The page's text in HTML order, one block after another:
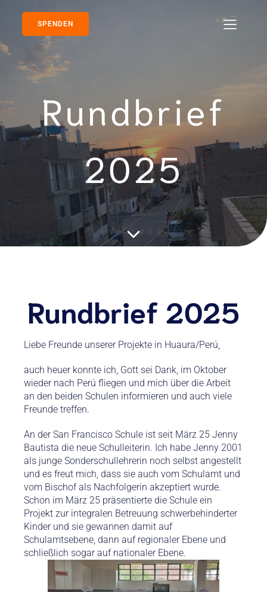
SPENDEN
Rundbrief
2025
Rundbrief 2025
Liebe Freunde unserer Projekte in Huaura/Perú,
auch heuer konnte ich, Gott sei Dank, im Oktober
wieder nach Perú fliegen und mich über die Arbeit
an den beiden Schulen informieren und auch viele
Freunde treffen.
An der San Francisco Schule ist seit März 25 Jenny
Bautista die neue Schulleiterin. Ich habe Jenny 2001
als junge Sonderschullehrerin noch selbst angestellt
und es freut mich, dass sie auch vom Schulamt und
vom Bischof als Nachfolgerin akzeptiert wurde.
Schon im März 25 präsentierte die Schule ein
Projekt zur integralen Betreuung schwerbehinderter
Kinder und sie gewannen damit auf
Schulamtsebene, dann auf regionaler Ebene und
schließlich sogar auf nationaler Ebene.